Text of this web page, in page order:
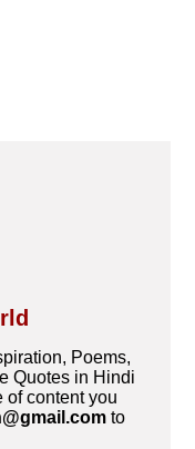
Poems,
Quotes in Hindi
of content you
to